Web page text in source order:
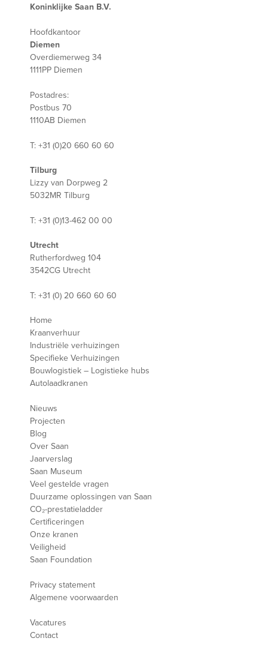
Koninklijke Saan B.V.
Hoofdkantoor
Diemen
Overdiemerweg 34
1111PP Diemen
Postadres:
Postbus 70
1110AB Diemen
T: +31 (0)20 660 60 60
Tilburg
Lizzy van Dorpweg 2
5032MR Tilburg
T: +31 (0)13-462 00 00
Utrecht
Rutherfordweg 104
3542CG Utrecht
T: +31 (0) 20 660 60 60
Home
Kraanverhuur
Industriële verhuizingen
Specifieke Verhuizingen
Bouwlogistiek – Logistieke hubs
Autolaadkranen
Nieuws
Projecten
Blog
Over Saan
Jaarverslag
Saan Museum
Veel gestelde vragen
Duurzame oplossingen van Saan
CO₂-prestatieladder
Certificeringen
Onze kranen
Veiligheid
Saan Foundation
Privacy statement
Algemene voorwaarden
Vacatures
Contact